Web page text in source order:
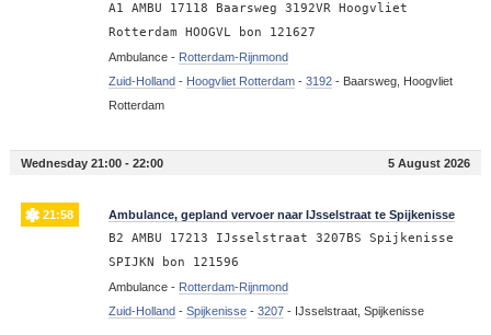
A1 AMBU 17118 Baarsweg 3192VR Hoogvliet
Rotterdam HOOGVL bon 121627
Ambulance - Rotterdam-Rijnmond
Zuid-Holland- Hoogvliet Rotterdam- 3192- Baarsweg, Hoogvliet
Rotterdam
Wednesday 21:00 - 22:00 5 August 2026
21:58 Ambulance, gepland vervoer naar IJsselstraat te Spijkenisse
B2 AMBU 17213 IJsselstraat 3207BS Spijkenisse
SPIJKN bon 121596
Ambulance - Rotterdam-Rijnmond
Zuid-Holland- Spijkenisse- 3207- IJsselstraat, Spijkenisse